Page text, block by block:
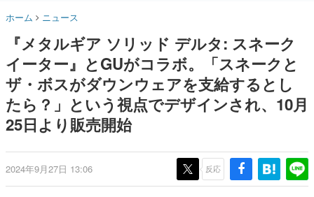
名作ゲームクリエイターの方々に製作時のエピソードをお
きます。
赫本
この物語を解いてはいけない。『赫本』は、〈試験問題〉
の形をした短編ホラー小説集です。
新世代に訊く
これからのデジタルゲーム市場を担う若きクリエイター達
ゲーム世代の作家たち
ゲームに多大な影響を受けた作家さんに取材し、ゲームが
ークやジオン公国軍のエンブレ
ホーム ニュース
『メタルギア ソリッド デルタ: スネーク
イーター』とGUがコラボ。「スネークと
ザ・ボスがダウンウェアを支給するとし
たら？」という視点でデザインされ、10月
25日より販売開始
2024年9月27日 13:06 反応